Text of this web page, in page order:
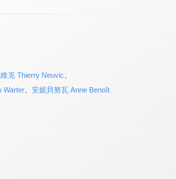
克 Thierry Neuvic
Warter、 安妮貝努瓦 Anne Benoît